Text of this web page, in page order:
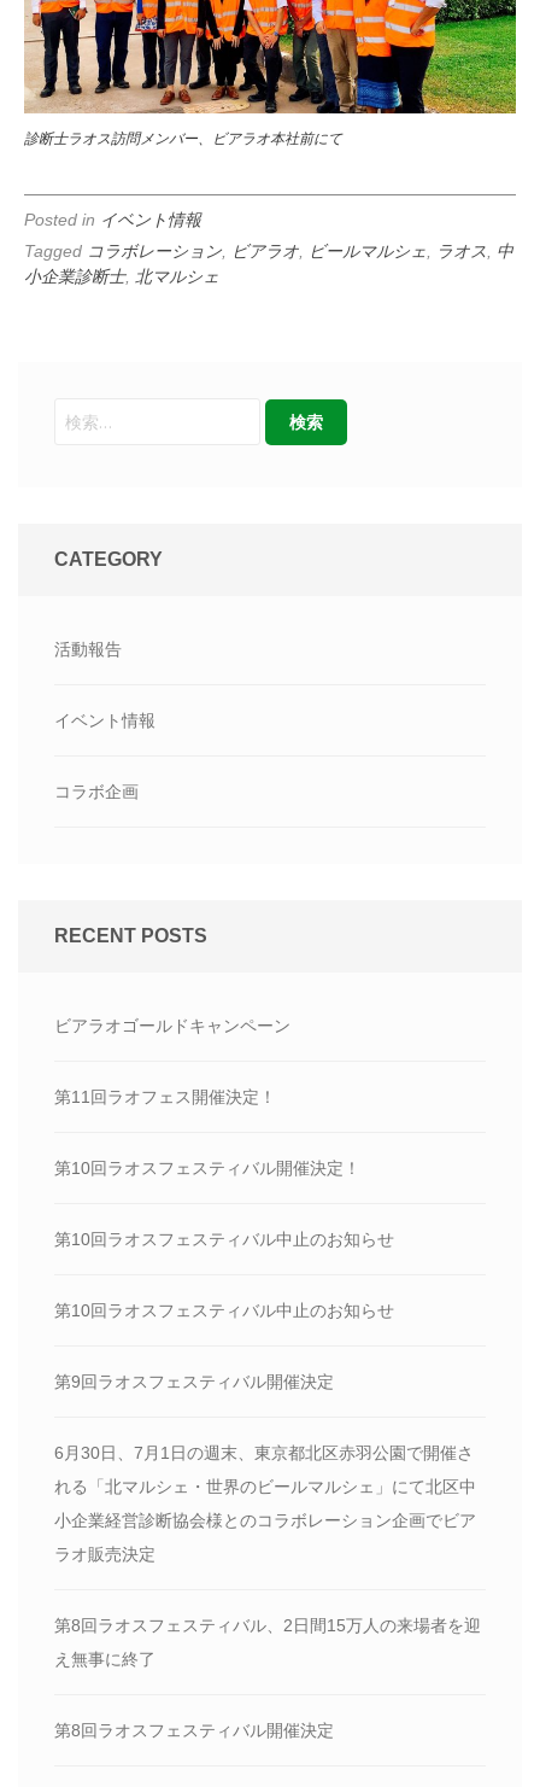
診断士ラオス訪問メンバー、ビアラオ本社前にて
Posted in イベント情報
Tagged コラボレーション ビアラオ ビールマルシェ ラオス
中
小企業診断士, 北マルシェ
CATEGORY
活動報告
イベント情報
コラボ企画
RECENT POSTS
ビアラオゴールドキャンペーン
第11回ラオフェス開催決定！
第10回ラオスフェスティバル開催決定！
第10回ラオスフェスティバル中止のお知らせ
第10回ラオスフェスティバル中止のお知らせ
第9回ラオスフェスティバル開催決定
6月30日、7月1日の週末、東京都北区赤羽公園で開催さ
れる「北マルシェ・世界のビールマルシェ」にて北区中
小企業経営診断協会様とのコラボレーション企画でビア
ラオ販売決定
第8回ラオスフェスティバル、2日間15万人の来場者を迎
え無事に終了
第8回ラオスフェスティバル開催決定